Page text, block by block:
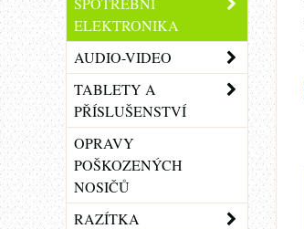
ELEKTRONIKA
AUDIO-VIDEO
TABLETY A
PŘÍSLUŠENSTVÍ
OPRAVY
POŠKOZENÝCH
NOSIČŮ
RAZÍTKA